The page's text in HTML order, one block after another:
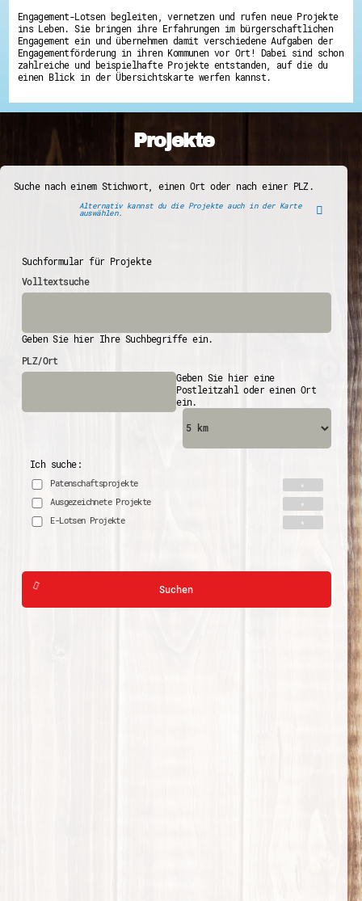
Engagement-Lotsen begleiten, vernetzen und rufen neue Projekte
ins Leben. Sie bringen ihre Erfahrungen im bürgerschaftlichen
Engagement ein und übernehmen damit verschiedene Aufgaben der
Engagementförderung in ihren Kommunen vor Ort! Dabei sind schon
zahlreiche und beispielhafte Projekte entstanden, auf die du
einen Blick in der Übersichtskarte werfen kannst.
Projekte
Suche nach einem Stichwort, einen Ort oder nach einer PLZ.
Alternativ kannst du die Projekte auch in der Karte
auswählen.
Suchformular für Projekte
Volltextsuche
Geben Sie hier Ihre Suchbegriffe ein.
PLZ/Ort
Geben Sie hier eine
Postleitzahl oder einen Ort
ein.
Ich suche:
Patenschaftsprojekte
Ausgezeichnete Projekte
E-Lotsen Projekte
Suchen